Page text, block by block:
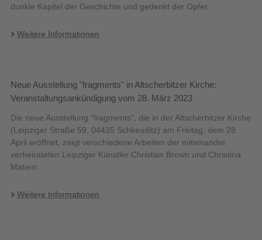
dunkle Kapitel der Geschichte und gedenkt der Opfer.
Weitere Informationen
Neue Ausstellung "fragments" in Altscherbitzer Kirche:
Veranstaltungsankündigung vom 28. März 2023
Die neue Ausstellung "fragments", die in der Altscherbitzer Kirche
(Leipziger Straße 59, 04435 Schkeuditz) am Freitag, dem 28.
April eröffnet, zeigt verschiedene Arbeiten der miteinander
verheirateten Leipziger Künstler Christian Brown und Christina
Matern.
Weitere Informationen